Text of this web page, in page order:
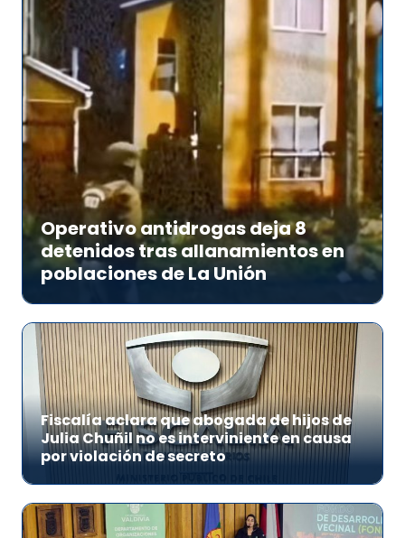
Operativo antidrogas deja 8
detenidos tras allanamientos en
poblaciones de La Unión
Fiscalía aclara que abogada de hijos de
Julia Chuñil no es interviniente en causa
por violación de secreto